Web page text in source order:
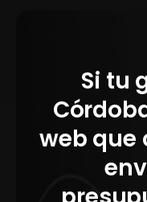
Si tu
web que